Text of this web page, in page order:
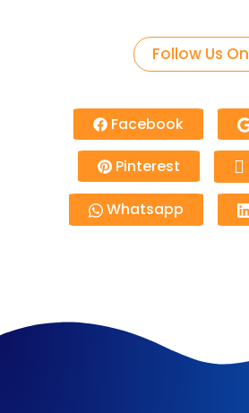
Follow Us On
Facebook
Pinterest
Whatsapp